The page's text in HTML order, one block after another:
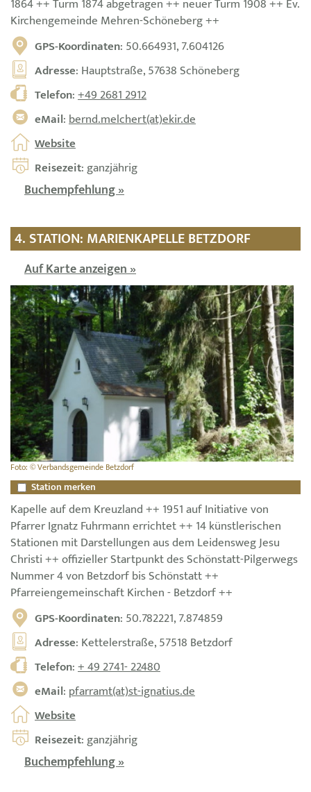
1864 ++ Turm 1874 abgetragen ++ neuer Turm 1908 ++ Ev.
Kirchengemeinde Mehren-Schöneberg ++
GPS-Koordinaten: 50.664931, 7.604126
Adresse: Hauptstraße, 57638 Schöneberg
Telefon:+49 2681 2912
eMail:bernd.melchert(at)ekir.de
Website
Reisezeit: ganzjährig
Buchempfehlung »
4. STATION: MARIENKAPELLE BETZDORF
Auf Karte anzeigen »
Foto: © Verbandsgemeinde Betzdorf
Station merken
Kapelle auf dem Kreuzland ++ 1951 auf Initiative von
Pfarrer Ignatz Fuhrmann errichtet ++ 14 künstlerischen
Stationen mit Darstellungen aus dem Leidensweg Jesu
Christi ++ offizieller Startpunkt des Schönstatt-Pilgerwegs
Nummer 4 von Betzdorf bis Schönstatt ++
Pfarreiengemeinschaft Kirchen - Betzdorf ++
GPS-Koordinaten: 50.782221, 7.874859
Adresse: Kettelerstraße, 57518 Betzdorf
Telefon:+ 49 2741- 22480
eMail: pfarramt(at)st-ignatius.de
Website
Reisezeit: ganzjährig
Buchempfehlung »